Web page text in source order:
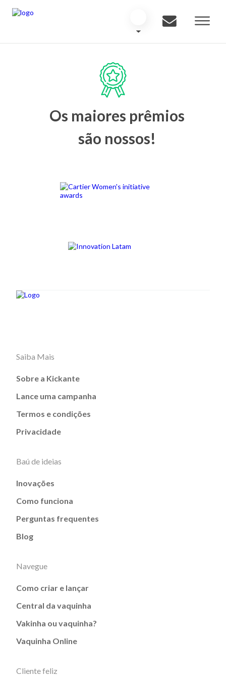
Os maiores prêmios
são nossos!
Saiba Mais
Sobre a Kickante
Lance uma campanha
Termos e condições
Privacidade
Baú de ideias
Inovações
Como funciona
Perguntas frequentes
Blog
Navegue
Como criar e lançar
Central da vaquinha
Vakinha ou vaquinha?
Vaquinha Online
Cliente feliz